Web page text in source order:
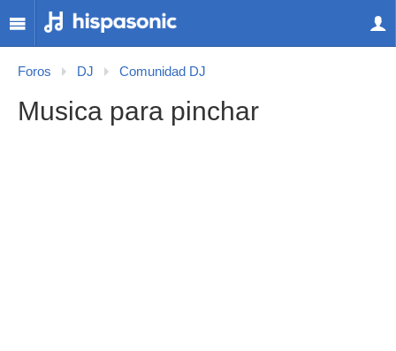
Foros DJ Comunidad DJ
Musica para pinchar